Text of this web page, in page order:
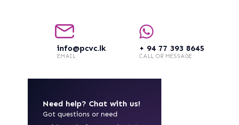
info@pcvc.lk
EMAIL
+ 94 77 393 8645
CALL OR MESSAGE
Need help? Chat with us!
Got questions or need